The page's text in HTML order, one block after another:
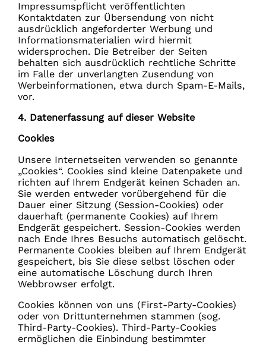
Impressumspflicht veröffentlichten
Kontaktdaten zur Übersendung von nicht
ausdrücklich angeforderter Werbung und
Informationsmaterialien wird hiermit
widersprochen. Die Betreiber der Seiten
behalten sich ausdrücklich rechtliche Schritte
im Falle der unverlangten Zusendung von
Werbeinformationen, etwa durch Spam-E-Mails,
vor.
4. Datenerfassung auf dieser Website
Cookies
Unsere Internetseiten verwenden so genannte
„Cookies“. Cookies sind kleine Datenpakete und
richten auf Ihrem Endgerät keinen Schaden an.
Sie werden entweder vorübergehend für die
Dauer einer Sitzung (Session-Cookies) oder
dauerhaft (permanente Cookies) auf Ihrem
Endgerät gespeichert. Session-Cookies werden
nach Ende Ihres Besuchs automatisch gelöscht.
Permanente Cookies bleiben auf Ihrem Endgerät
gespeichert, bis Sie diese selbst löschen oder
eine automatische Löschung durch Ihren
Webbrowser erfolgt.
Cookies können von uns (First-Party-Cookies)
oder von Drittunternehmen stammen (sog.
Third-Party-Cookies). Third-Party-Cookies
ermöglichen die Einbindung bestimmter